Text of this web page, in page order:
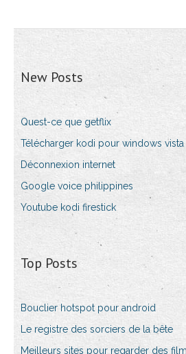
New Posts
Quest-ce que getflix
Télécharger kodi pour windows vista
Déconnexion internet
Google voice philippines
Youtube kodi firestick
Top Posts
Bouclier hotspot pour android
Le registre des sorciers de la bête
Meilleurs sites pour regarder des